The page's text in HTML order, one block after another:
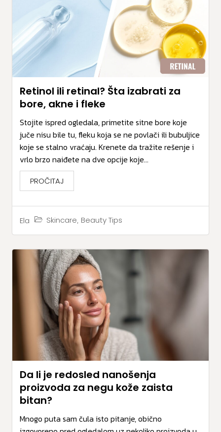
Retinol ili retinal? Šta izabrati za
bore, akne i fleke
Ela Skincare, Beauty Tips
Stojite ispred ogledala, primetite sitne bore koje
juče nisu bile tu, fleku koja se ne povlači ili bubuljice
koje se stalno vraćaju. Krenete da tražite rešenje i
vrlo brzo naiđete na dve opcije koje...
PROČITAJ
Da li je redosled nanošenja
proizvoda za negu kože zaista
bitan?
Mnogo puta sam čula isto pitanje, obično